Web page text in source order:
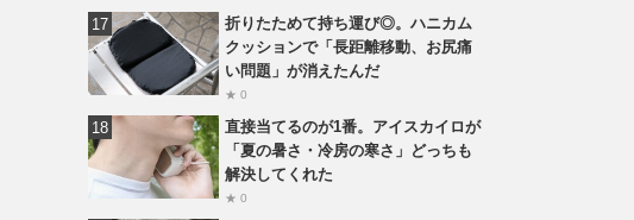
折りたためて持ち運び◎。ハニカム
クッションで「長距離移動、お尻痛
い問題」が消えたんだ
★ 0
直接当てるのが1番。アイスカイロが
「夏の暑さ・冷房の寒さ」どっちも
解決してくれた
★ 0